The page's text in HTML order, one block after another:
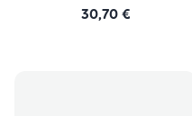
30,70 €